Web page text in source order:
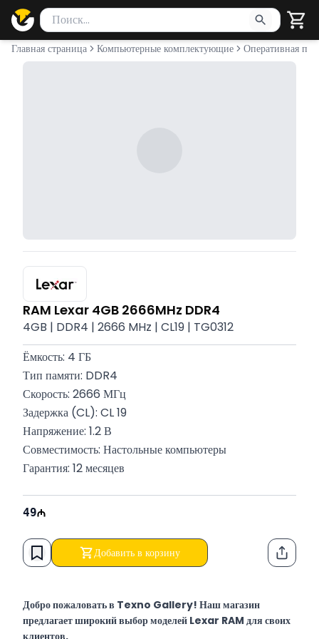
Поиск товаров
Введите минимум 2 символа для поиска. Нажмите Enter
Главная страница Компьютерные комплектующие Оперативная
RAM Lexar 4GB 2666MHz DDR4
4GB | DDR4 | 2666 MHz | CL19 | TG0312
Ёмкость: 4 ГБ
Тип памяти: DDR4
Скорость: 2666 МГц
Задержка (CL): CL 19
Напряжение: 1.2 В
Совместимость: Настольные компьютеры
Гарантия: 12 месяцев
49
Добавить в корзину
Добро пожаловать в Texno Gallery! Наш магазин
предлагает широкий выбор моделей Lexar RAM для своих
клиентов.